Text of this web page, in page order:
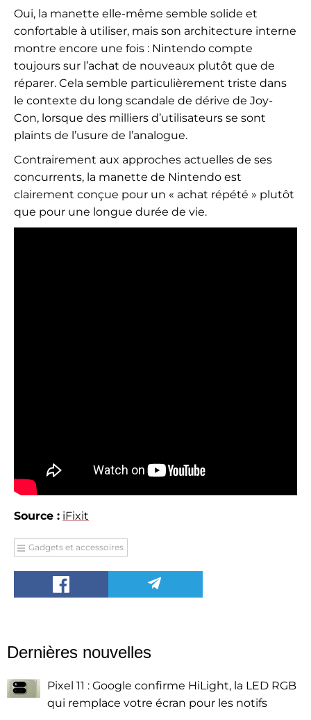
Oui, la manette elle-même semble solide et
confortable à utiliser, mais son architecture interne
montre encore une fois : Nintendo compte
toujours sur l’achat de nouveaux plutôt que de
réparer. Cela semble particulièrement triste dans
le contexte du long scandale de dérive de Joy-
Con, lorsque des milliers d’utilisateurs se sont
plaints de l’usure de l’analogue.
Contrairement aux approches actuelles de ses
concurrents, la manette de Nintendo est
clairement conçue pour un « achat répété » plutôt
que pour une longue durée de vie.
Source : iFixit
Gadgets et accessoires
Dernières nouvelles
Pixel 11 : Google confirme HiLight, la LED RGB
qui remplace votre écran pour les notifs